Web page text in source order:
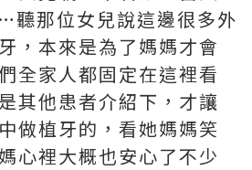
那位女兒說這邊很多外
，本來是為了媽媽才會
全家人都固定在這裡看
其他患者介紹下，才讓
做植牙的，看她媽媽笑
心裡大概也安心了不少